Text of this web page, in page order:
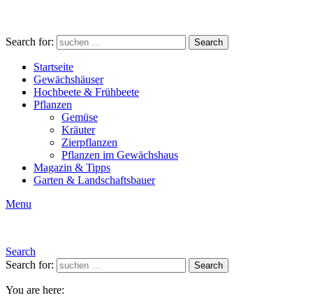
Search for: Search
Startseite
Gewächshäuser
Hochbeete & Frühbeete
Pflanzen
Gemüse
Kräuter
Zierpflanzen
Pflanzen im Gewächshaus
Magazin & Tipps
Garten & Landschaftsbauer
Menu
Search
Search for:
Search
You are here: